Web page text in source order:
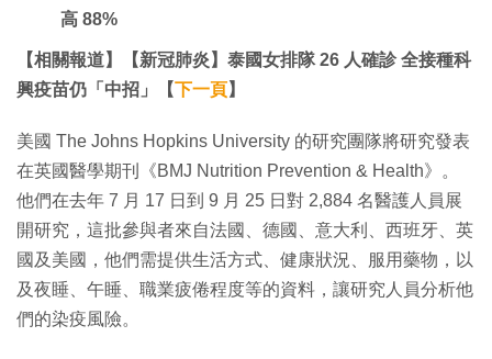
高 88%
【相關報道】【新冠肺炎】泰國女排隊 26 人確診 全接種科
興疫苗仍「中招」【下一頁】
美國 The Johns Hopkins University 的研究團隊將研究發表
在英國醫學期刊《BMJ Nutrition Prevention & Health》。
他們在去年 7 月 17 日到 9 月 25 日對 2,884 名醫護人員展
開研究，這批參與者來自法國、德國、意大利、西班牙、英
國及美國，他們需提供生活方式、健康狀況、服用藥物，以
及夜睡、午睡、職業疲倦程度等的資料，讓研究人員分析他
們的染疫風險。